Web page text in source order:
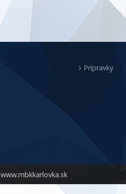
www.mbkkarlovka.sk
Prípravky